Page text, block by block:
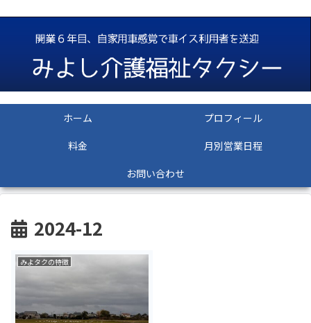
ホーム
プロフィール
料金
月別営業日程
お問い合わせ
2024-12
みよタクの特徴